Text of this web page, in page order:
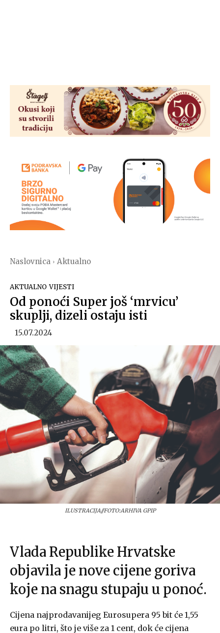
Naslovnica Aktualno
AKTUALNO VIJESTI
Od ponoći Super još ‘mrvicu’
skuplji, dizeli ostaju isti
15.07.2024
ILUSTRACIJA//FOTO:ARHIVA GPIP
Vlada Republike Hrvatske
objavila je nove cijene goriva
koje na snagu stupaju u ponoć.
Cijena najprodavanijeg Eurosupera 95 bit će 1,55
eura po litri, što je više za 1 cent, dok će cijena